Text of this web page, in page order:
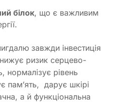
білок, що є важливим
завжди інвестиція
ризик серцево-
нормалізує рівень
пам’ять, дарує шкірі
а й функціональна